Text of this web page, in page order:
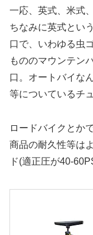
一応、英式、米式
ちなみに英式とい
口で、いわゆる虫
もののマウンテン
口。オートバイな
等についているチ
ロードバイクとか
商品の耐久性等は
ド(適正圧が40-